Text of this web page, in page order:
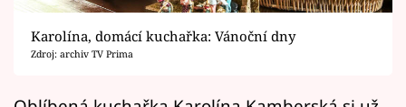
Sledujte prima+
Filmový festival Karlovy Vary
Karolína, domácí kuchařka: Vánoční dny
Zdroj: archiv TV Prima